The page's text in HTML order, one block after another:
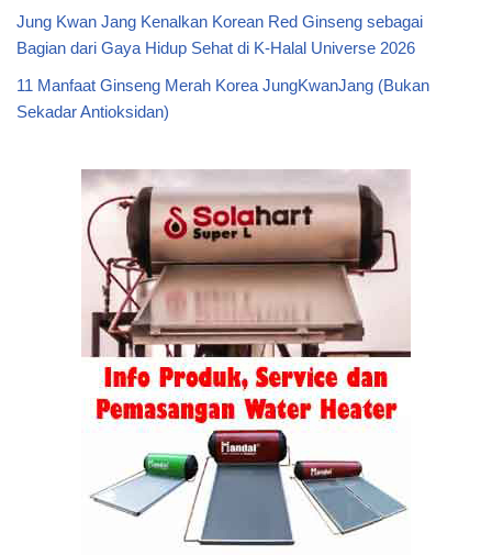
Jung Kwan Jang Kenalkan Korean Red Ginseng sebagai
Bagian dari Gaya Hidup Sehat di K-Halal Universe 2026
11 Manfaat Ginseng Merah Korea JungKwanJang (Bukan
Sekadar Antioksidan)